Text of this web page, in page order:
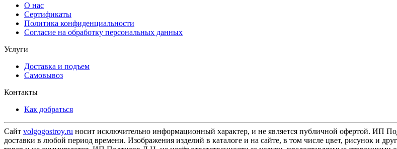
О нас
Сертификаты
Политика конфиденциальности
Согласие на обработку персональных данных
Услуги
Доставка и подъем
Самовывоз
Контакты
Как добраться
Сайт volgogostroy.ru носит исключительно информационный характер, и не является публичной офертой. ИП
доставки в любой период времени. Изображения изделий в каталоге и на сайте, в том числе цвет, рисунок и